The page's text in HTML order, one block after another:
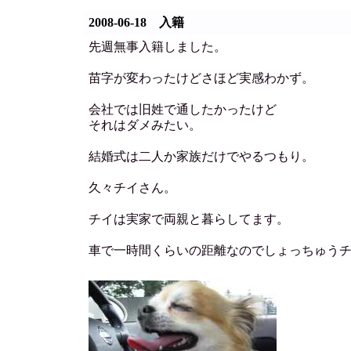
2008-06-18 入籍
先週無事入籍しました。
苗字が変わったけどさほど実感わかず。
会社では旧姓で通したかったけど
それはダメみたい。
結婚式は二人か家族だけでやるつもり。
久々チイさん。
チイは実家で両親と暮らしてます。
車で一時間くらいの距離なのでしょっちゅう